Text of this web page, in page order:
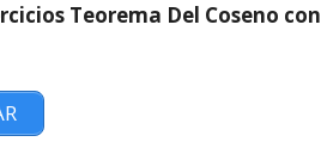
Teorema Del Coseno con